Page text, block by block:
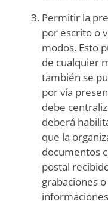
Permitir la
por escrito o
modos. Esto
de cualquier
también se
por vía
debe
deberá
que la
documentos
postal
grabaciones